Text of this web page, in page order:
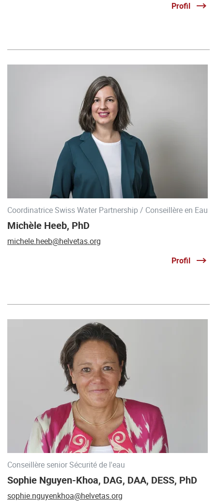
Profil
Coordinatrice Swiss Water Partnership / Conseillère en Eau
Michèle Heeb, PhD
michele.heeb@helvetas.org
Profil
Conseillère senior Sécurité de l'eau
Sophie Nguyen-Khoa, DAG, DAA, DESS, PhD
sophie.nguyenkhoa@helvetas.org